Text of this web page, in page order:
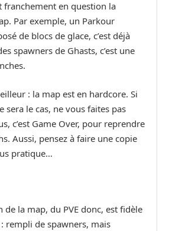
franchement en question la
Par exemple, un Parkour
de blocs de glace, c’est déjà
spawners de Ghasts, c’est une
: la map est en hardcore. Si
sera le cas, ne vous faites pas
c’est Game Over, pour reprendre
Aussi, pensez à faire une copie
pratique…
de la map, du PVE donc, est fidèle
rempli de spawners, mais